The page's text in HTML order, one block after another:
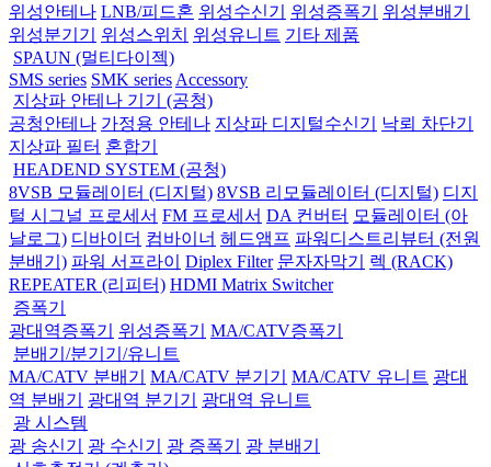
위성안테나 LNB/피드혼 위성수신기 위성증폭기
위성분배기
위성분기기
위성스위치 위성유니트 기타 제품
SPAUN (멀티다이젝)
SMS series SMK series Accessory
지상파 안테나 기기 (공청)
공청안테나 가정용 안테나 지상파 디지털수신기
낙뢰 차단기
지상파 필터 혼합기
HEADEND SYSTEM (공청)
8VSB 모듈레이터 (디지털) 8VSB 리모듈레이터 (디지털) 디지
털 시그널 프로세서 FM 프로세서 DA 컨버터 모듈레이터 (아
날로그) 디바이더 컴바이너 헤드앰프 파워디스트리뷰터 (전원
분배기) 파워 서프라이 Diplex Filter 문자자막기
렉 (RACK)
REPEATER (리피터) HDMI Matrix Switcher
증폭기
광대역증폭기
위성증폭기
MA/CATV증폭기
분배기/분기기/유니트
MA/CATV 분배기
MA/CATV 분기기 MA/CATV 유니트 광대
역 분배기
광대역 분기기
광대역 유니트
광 시스템
광 송신기
광 수신기 광 증폭기
광 분배기